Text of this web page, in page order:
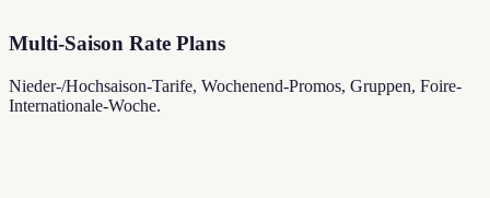
Multi-Saison Rate Plans
Nieder-/Hochsaison-Tarife, Wochenend-Promos, Gruppen, Foire-
Internationale-Woche.